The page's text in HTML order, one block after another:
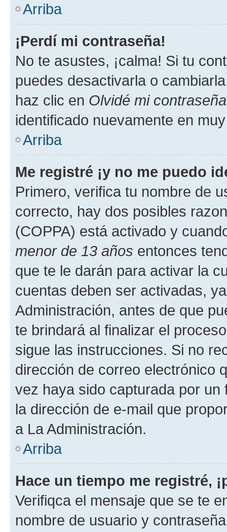
Arriba
¡Perdí mi contraseña!
No te asustes, ¡calma! Si tu
puedes desactivarla o
haz clic en Olvidé mi contraseña
identificado nuevamente en
Arriba
Me registré ¡y no me puedo
Primero, verifica tu nombre de
correcto, hay dos posibles
(COPPA) está activado y
menor de 13 años entonces
que te le darán para activar la
cuentas deben ser activadas,
Administración, antes de que
te brindará al finalizar el
sigue las instrucciones. Si no
dirección de correo electrónico
vez haya sido capturada por
la dirección de e-mail que
a La Administración.
Arriba
Hace un tiempo me registré,
Verifiqca el mensaje que se te
nombre de usuario y